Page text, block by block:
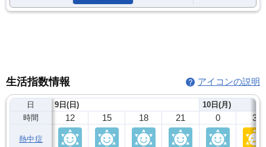
生活指数情報 アイコンの説明
日
時間
熱中症
9日(日)
12 15 18 21
10日(月)
0 3